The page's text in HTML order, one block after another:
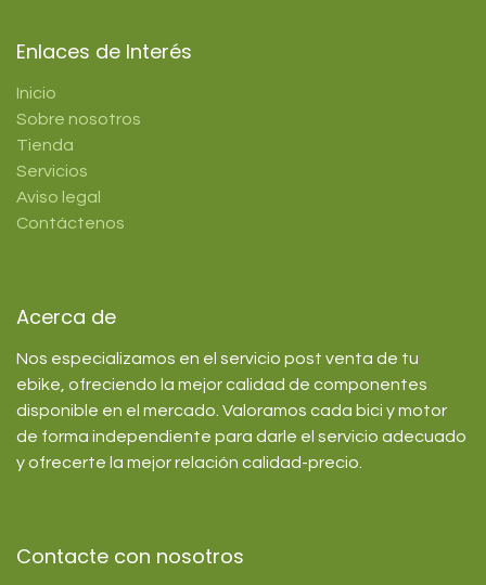
Enlaces de Interés
Inicio
Sobre nosotros
Tienda
Servicios
Aviso legal
Contáctenos
Acerca de
Nos especializamos en el servicio post venta de tu
ebike, ofreciendo la mejor calidad de componentes
disponible en el mercado. Valoramos cada bici y motor
de forma independiente para darle el servicio adecuado
y ofrecerte la mejor relación calidad-precio.
Contacte con nosotros